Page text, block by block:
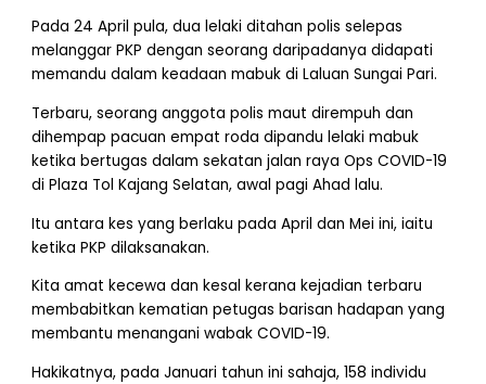
Pada 24 April pula, dua lelaki ditahan polis selepas
melanggar PKP dengan seorang daripadanya didapati
memandu dalam keadaan mabuk di Laluan Sungai Pari.
Terbaru, seorang anggota polis maut dirempuh dan
dihempap pacuan empat roda dipandu lelaki mabuk
ketika bertugas dalam sekatan jalan raya Ops COVID-19
di Plaza Tol Kajang Selatan, awal pagi Ahad lalu.
Itu antara kes yang berlaku pada April dan Mei ini, iaitu
ketika PKP dilaksanakan.
Kita amat kecewa dan kesal kerana kejadian terbaru
membabitkan kematian petugas barisan hadapan yang
membantu menangani wabak COVID-19.
Hakikatnya, pada Januari tahun ini sahaja, 158 individu